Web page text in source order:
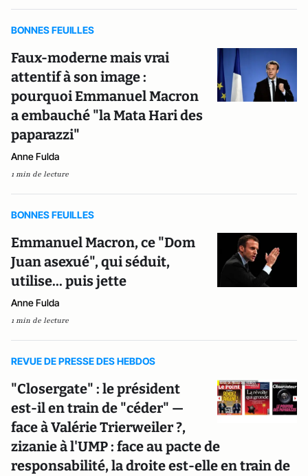
BONNES FEUILLES
Faux-moderne mais vrai
attentif à son image :
pourquoi Emmanuel Macron
a embauché "la Mata Hari des
paparazzi"
Anne Fulda
1 min de lecture
BONNES FEUILLES
Emmanuel Macron, ce "Dom
Juan asexué", qui séduit,
utilise... puis jette
Anne Fulda
1 min de lecture
REVUE DE PRESSE DES HEBDOS
"Closergate" : le président
est-il en train de "céder" —
face à Valérie Trierweiler ?,
zizanie à l'UMP : face au pacte de
responsabilité, la droite est-elle en train de